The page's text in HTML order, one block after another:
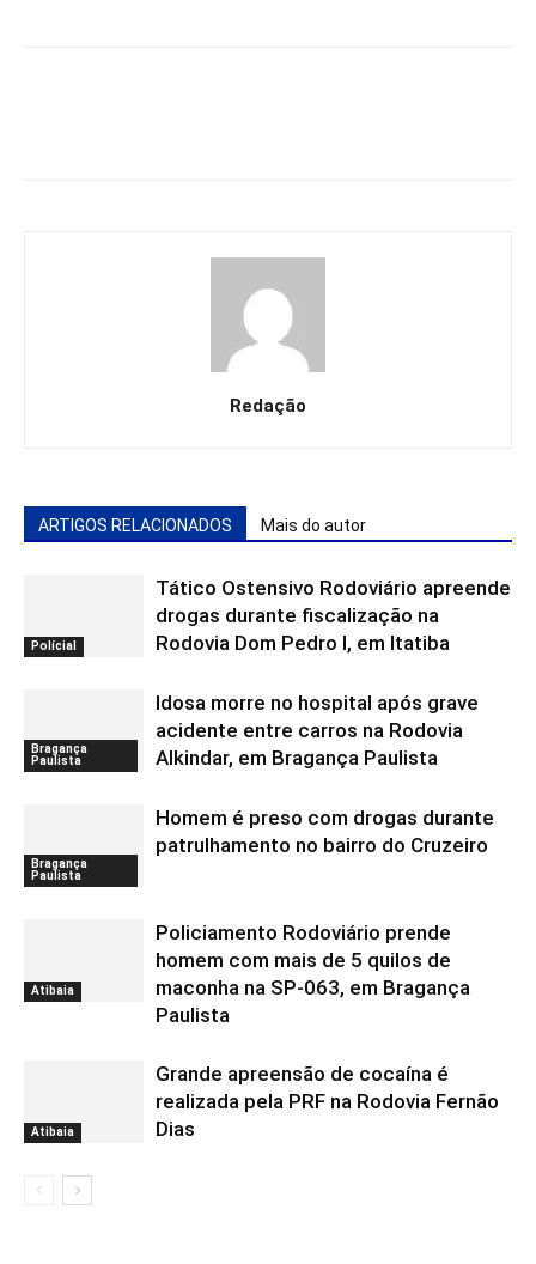
Redação
ARTIGOS RELACIONADOS Mais do autor
Polícial
Tático Ostensivo Rodoviário apreende
drogas durante fiscalização na
Rodovia Dom Pedro I, em Itatiba
Bragança
Paulista
Idosa morre no hospital após grave
acidente entre carros na Rodovia
Alkindar, em Bragança Paulista
Bragança
Paulista
Homem é preso com drogas durante
patrulhamento no bairro do Cruzeiro
Atibaia
Policiamento Rodoviário prende
homem com mais de 5 quilos de
maconha na SP-063, em Bragança
Paulista
Atibaia
Grande apreensão de cocaína é
realizada pela PRF na Rodovia Fernão
Dias